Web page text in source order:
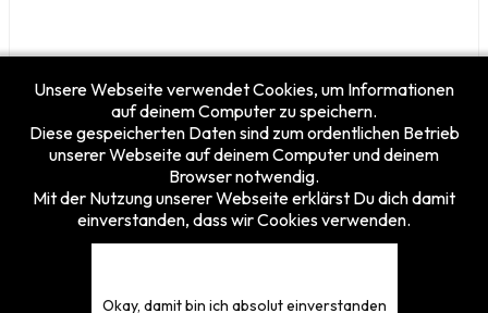
Besucherzähler
Unsere Webseite verwendet Cookies, um Informationen
auf deinem Computer zu speichern.
Diese gespeicherten Daten sind zum ordentlichen Betrieb
unserer Webseite auf deinem Computer und deinem
Browser notwendig.
Mit der Nutzung unserer Webseite erklärst Du dich damit
einverstanden, dass wir Cookies verwenden.
Okay, damit bin ich absolut einverstanden